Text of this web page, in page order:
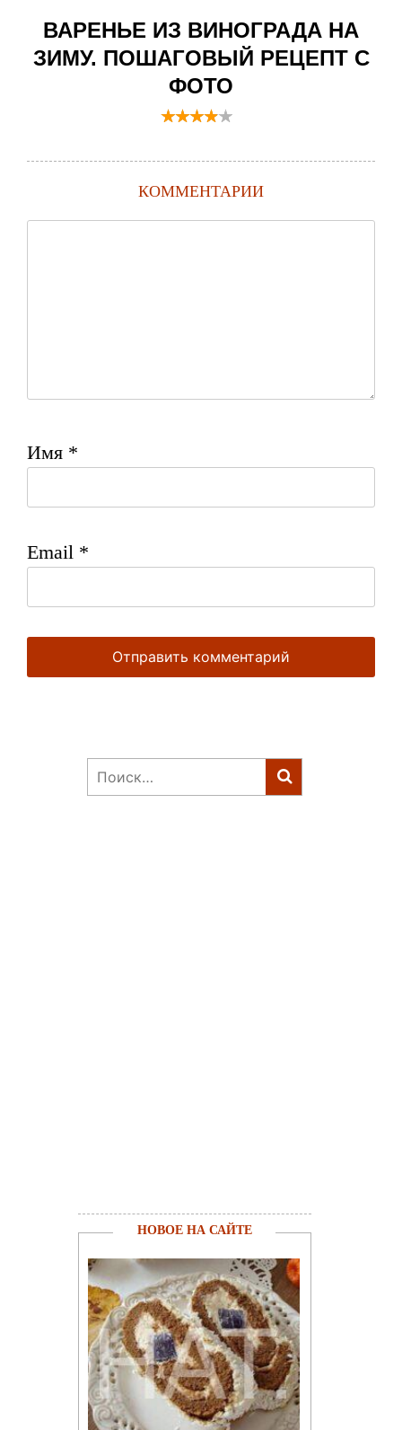
ВАРЕНЬЕ ИЗ ВИНОГРАДА НА
ЗИМУ. ПОШАГОВЫЙ РЕЦЕПТ С
ФОТО
КОММЕНТАРИИ
Имя *
Email *
Найти:
НОВОЕ НА САЙТЕ